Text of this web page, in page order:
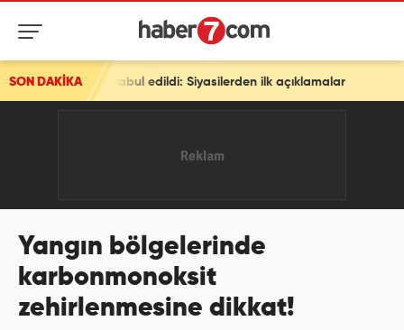
SON DAKİKA
kabul edildi: Siyasilerden ilk açıklamalar
Yangın bölgelerinde
karbonmonoksit
zehirlenmesine dikkat!